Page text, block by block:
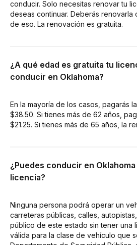
conducir. Solo necesitas renovar tu
deseas continuar. Deberás renovarla
de eso. La renovación es gratuita.
¿A qué edad es gratuita tu
conducir en Oklahoma?
En la mayoría de los casos, pagarás
$38.50. Si tienes más de 62 años,
$21.25. Si tienes más de 65 años, la
¿Puedes conducir en Oklahoma
licencia?
Ninguna persona podrá operar un
carreteras públicas, calles,
público de este estado sin tener una
válida para la clase de vehículo que